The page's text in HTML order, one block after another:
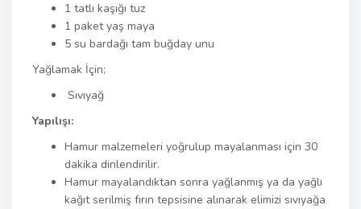
1 tatlı kaşığı tuz
1 paket yaş maya
5 su bardağı tam buğday unu
Yağlamak İçin;
Sıvıyağ
Yapılışı:
Hamur malzemeleri yoğrulup mayalanması için 30
dakika dinlendirilir.
Hamur mayalandıktan sonra yağlanmış ya da yağlı
kağıt serilmiş fırın tepsisine alınarak elimizi sıvıyağa